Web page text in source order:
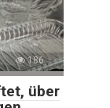
186
über